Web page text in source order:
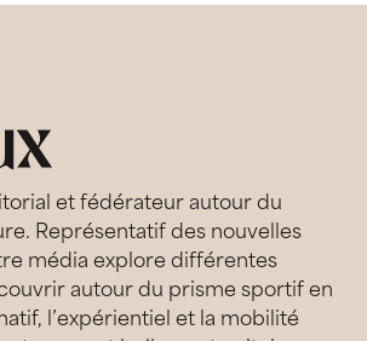
et fédérateur autour du
Représentatif des nouvelles
média explore différentes
autour du prisme sportif en
l’expérientiel et la mobilité